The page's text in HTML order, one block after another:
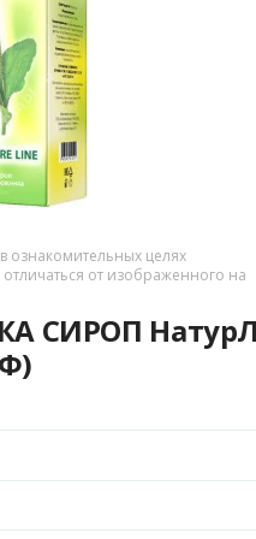
ознакомительных целях
от изображенного на
СИРОП